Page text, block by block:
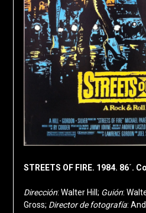
STREETS OF FIRE. 1984. 86´.
Dirección: Walter Hill; Guión:
Gross; Director de fotografía: